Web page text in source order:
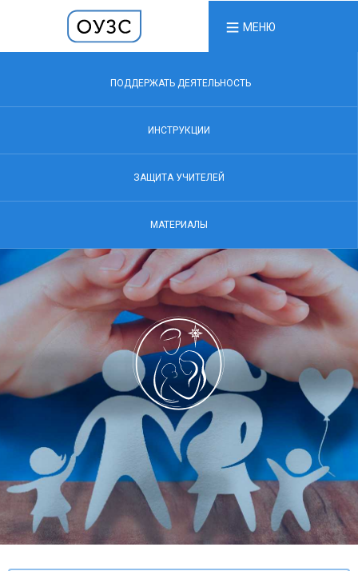
МЕНЮ
ПОДДЕРЖАТЬ ДЕЯТЕЛЬНОСТЬ
ИНСТРУКЦИИ
ЗАЩИТА УЧИТЕЛЕЙ
МАТЕРИАЛЫ